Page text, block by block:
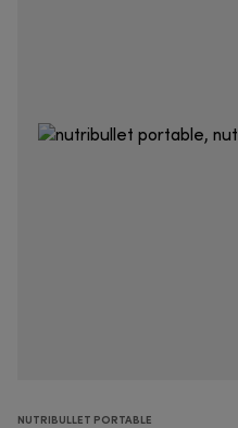
NUTRIBULLET PORTABLE